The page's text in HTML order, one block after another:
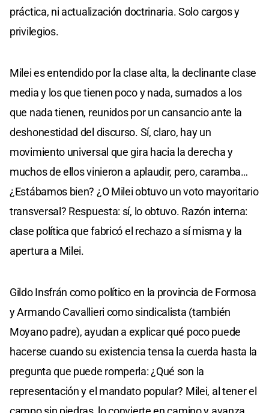
práctica, ni actualización doctrinaria. Solo cargos y
privilegios.
Milei es entendido por la clase alta, la declinante clase
media y los que tienen poco y nada, sumados a los
que nada tienen, reunidos por un cansancio ante la
deshonestidad del discurso. Sí, claro, hay un
movimiento universal que gira hacia la derecha y
muchos de ellos vinieron a aplaudir, pero, caramba…
¿Estábamos bien? ¿O Milei obtuvo un voto mayoritario
transversal? Respuesta: sí, lo obtuvo. Razón interna:
clase política que fabricó el rechazo a sí misma y la
apertura a Milei.
Gildo Insfrán como político en la provincia de Formosa
y Armando Cavallieri como sindicalista (también
Moyano padre), ayudan a explicar qué poco puede
hacerse cuando su existencia tensa la cuerda hasta la
pregunta que puede romperla: ¿Qué son la
representación y el mandato popular? Milei, al tener el